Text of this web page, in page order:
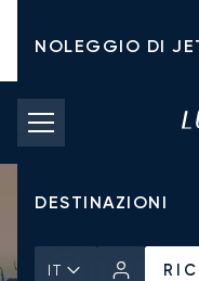
NOLEGGIO DI
TARIFFE DI
JET PRIVATI
DESTINAZIONI
IT